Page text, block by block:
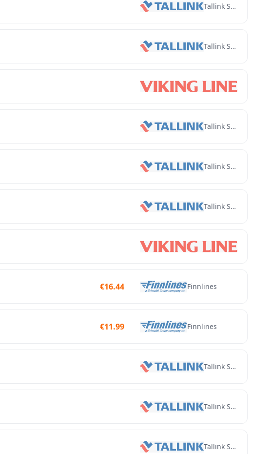
Tallink Silja
Tallink Silja
Tallink Silja
Tallink Silja
Tallink Silja
€16.44 Finnlines
€11.99 Finnlines
Tallink Silja
Tallink Silja
Tallink Silja